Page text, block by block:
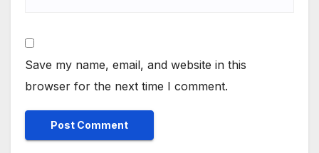
Save my name, email, and website in this
browser for the next time I comment.